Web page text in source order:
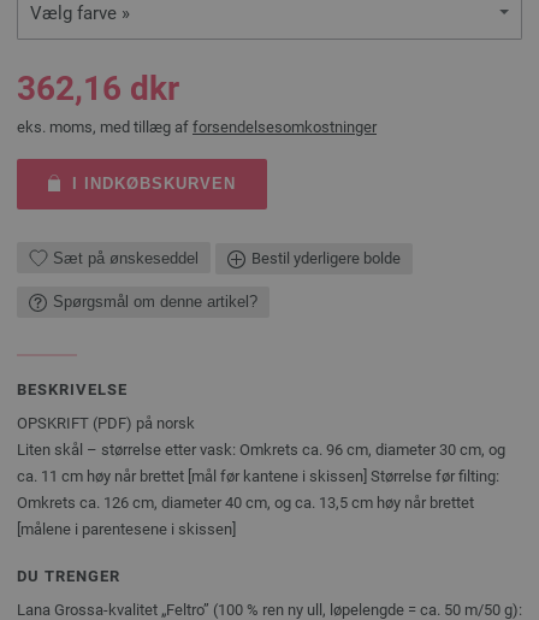
Vælg farve »
362,16 dkr
eks. moms, med tillæg af forsendelsesomkostninger
I INDKØBSKURVEN
Sæt på ønskeseddel Bestil yderligere bolde
Spørgsmål om denne artikel?
BESKRIVELSE
OPSKRIFT (PDF) på norsk
Liten skål – størrelse etter vask: Omkrets ca. 96 cm, diameter 30 cm, og
ca. 11 cm høy når brettet [mål før kantene i skissen] Størrelse før filting:
Omkrets ca. 126 cm, diameter 40 cm, og ca. 13,5 cm høy når brettet
[målene i parentesene i skissen]
DU TRENGER
Lana Grossa-kvalitet „Feltro” (100 % ren ny ull, løpelengde = ca. 50 m/50 g):